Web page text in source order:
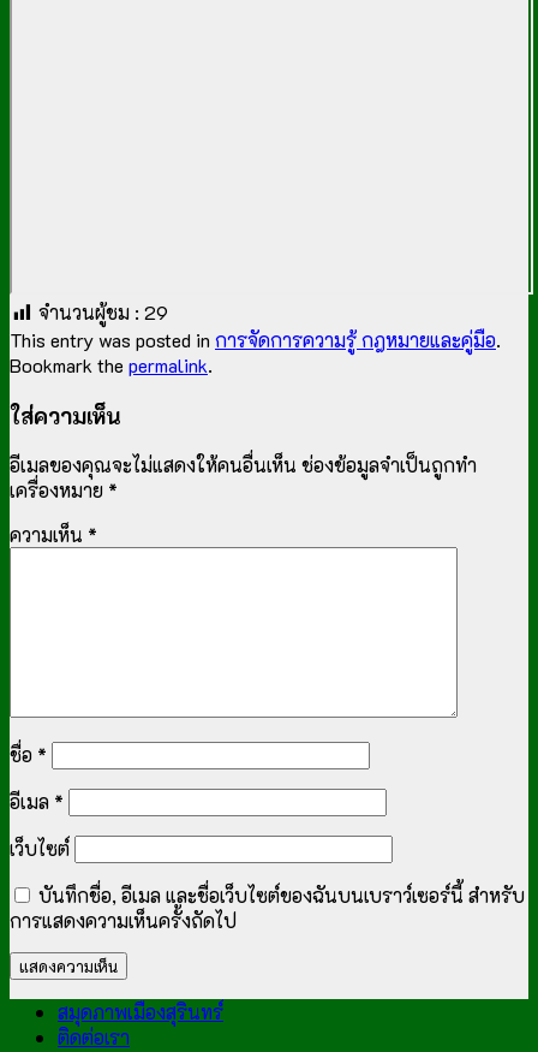
จำนวนผู้ชม : 29
This entry was posted in การจัดการความรู้ กฎหมายและคู่มือ.
Bookmark the permalink.
ใส่ความเห็น
อีเมลของคุณจะไม่แสดงให้คนอื่นเห็น ช่องข้อมูลจำเป็นถูกทำ
เครื่องหมาย *
ความเห็น *
ชื่อ *
อีเมล *
เว็บไซต์
บันทึกชื่อ, อีเมล และชื่อเว็บไซต์ของฉันบนเบราว์เซอร์นี้ สำหรับ
การแสดงความเห็นครั้งถัดไป
สมุดภาพเมืองสุรินทร์
ติดต่อเรา